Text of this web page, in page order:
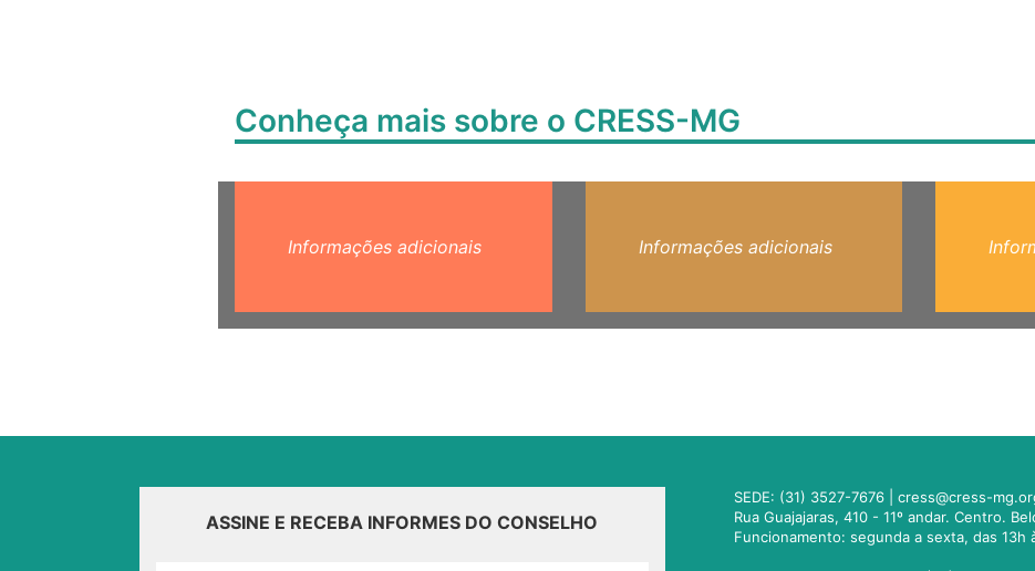
Conheça mais sobre o CRESS-MG
Informações adicionais Informações adicionais
ASSINE E RECEBA INFORMES DO CONSELHO
SEDE: (31) 3527-7676 |cress@cress-
Rua Guajajaras, 410 - 11º andar. Centro.
Funcionamento: segunda a sexta, das 13h